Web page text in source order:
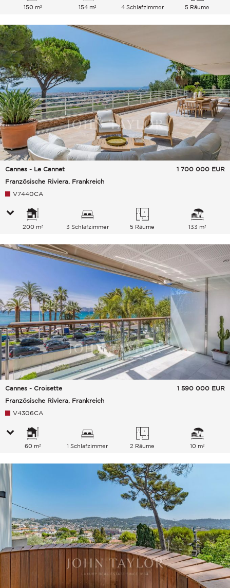
150 m² 154 m² 4 Schlafzimmer 5 Räume
Cannes - Le Cannet
Französische Riviera, Frankreich
1 700 000 EUR
V7440CA
200 m² 3 Schlafzimmer 5 Räume 133 m²
Cannes - Croisette
Französische Riviera, Frankreich
1 590 000 EUR
V4306CA
60 m² 1 Schlafzimmer 2 Räume 10 m²